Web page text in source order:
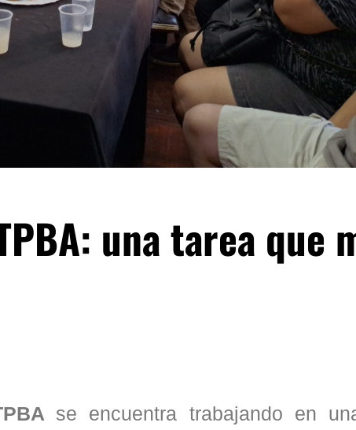
una tarea que
se encuentra trabajando en